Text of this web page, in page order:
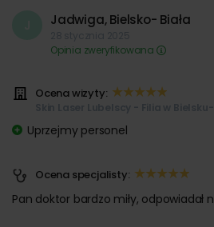
Jadwiga, Bielsko- Biała
Opinia zweryfikowana
Ocena wizyty:
Uprzejmy personel
Ocena specjalisty:
Pan doktor bardzo miły, odpowiadał